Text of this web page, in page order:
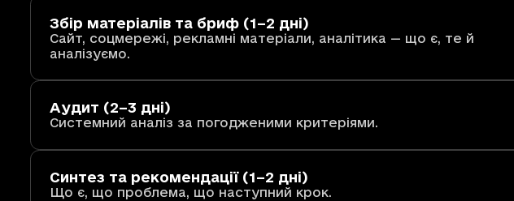
Збір матеріалів та бриф (1–2 дні)
Сайт, соцмережі, рекламні матеріали, аналітика — що є, те й
аналізуємо.
Аудит (2–3 дні)
Системний аналіз за погодженими критеріями.
Синтез та рекомендації (1–2 дні)
Що є, що проблема, що наступний крок.